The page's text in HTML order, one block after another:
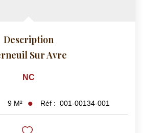
Description
Sur Avre
NC
9 M² Réf : 001-00134-001